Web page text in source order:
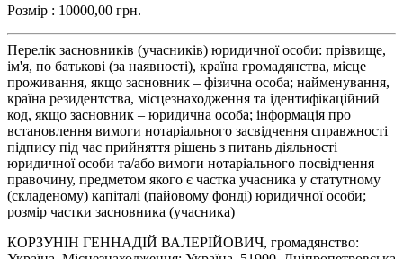
Розмір : 10000,00 грн.
Перелік засновників (учасників) юридичної особи: прізвище,
ім'я, по батькові (за наявності), країна громадянства, місце
проживання, якщо засновник – фізична особа; найменування,
країна резидентства, місцезнаходження та ідентифікаційний
код, якщо засновник – юридична особа; інформація про
встановлення вимоги нотаріального засвідчення справжності
підпису під час прийняття рішень з питань діяльності
юридичної особи та/або вимоги нотаріального посвідчення
правочину, предметом якого є частка учасника у статутному
(складеному) капіталі (пайовому фонді) юридичної особи;
розмір частки засновника (учасника)
КОРЗУНІН ГЕННАДІЙ ВАЛЕРІЙОВИЧ, громадянство: